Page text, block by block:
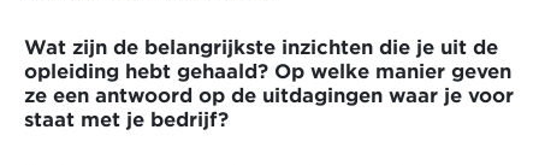
Wat zijn de belangrijkste inzichten die je uit de
opleiding hebt gehaald? Op welke manier geven
ze een antwoord op de uitdagingen waar je voor
staat met je bedrijf?